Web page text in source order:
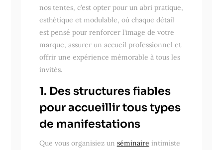
nos tentes, c’est opter pour un abri pratique,
esthétique et modulable, où chaque détail
est pensé pour renforcer l’image de votre
marque, assurer un accueil professionnel et
offrir une expérience mémorable à tous les
invités.
1. Des structures fiables
pour accueillir tous types
de manifestations
Que vous organisiez un séminaire intimiste